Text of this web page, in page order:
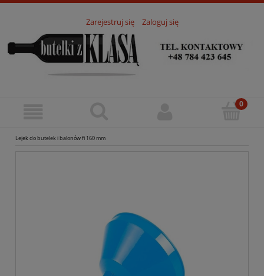
Zarejestruj się Zaloguj się
Lejek do butelek i balonów fi 160 mm